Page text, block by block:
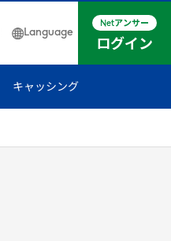
Language
Netアンサー
ログイン
キャッシング